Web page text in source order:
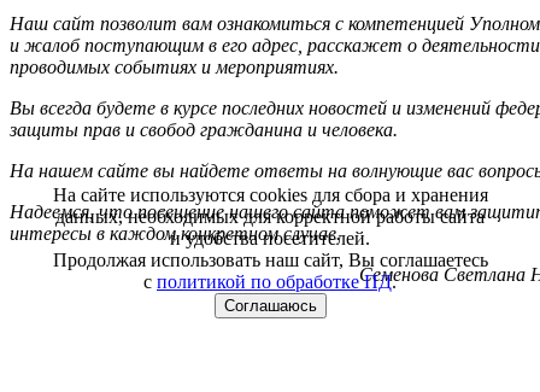
Наш сайт позволит вам ознакомиться с компетенцией
и жалоб поступающим в его адрес, расскажет о
проводимых событиях и мероприятиях.
Вы всегда будете в курсе последних новостей и изменений
защиты прав и свобод гражданина и человека.
На нашем сайте вы найдете ответы на волнующие вас
Надеемся, что посещение нашего сайта поможет вам
интересы в каждом конкретном случае.
Семенова Светлана
На сайте используются cookies для сбора и хранения
данных, необходимых для корректной работы сайта
и удобства посетителей.
Продолжая использовать наш сайт, Вы соглашаетесь
с политикой по обработке ПД.
Соглашаюсь